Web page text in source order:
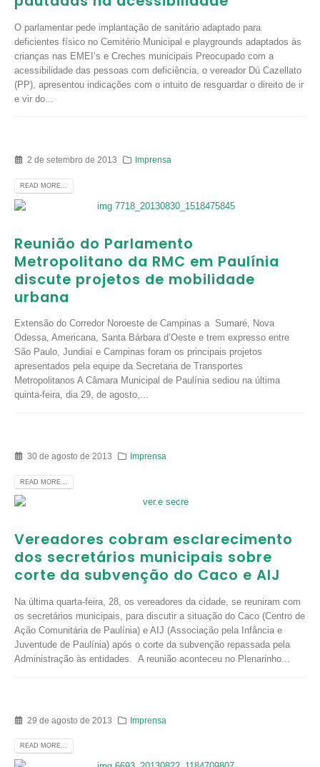
O parlamentar pede implantação de sanitário adaptado para
deficientes físico no Cemitério Municipal e playgrounds adaptados às
crianças nas EMEI’s e Creches municipais Preocupado com a
acessibilidade das pessoas com deficiência, o vereador Dú Cazellato
(PP), apresentou indicações com o intuito de resguardar o direito de ir
e vir do...
2 de setembro de 2013 Imprensa
READ MORE...
Reunião do Parlamento
Metropolitano da RMC em Paulínia
discute projetos de mobilidade
urbana
Extensão do Corredor Noroeste de Campinas a Sumaré, Nova
Odessa, Americana, Santa Bárbara d’Oeste e trem expresso entre
São Paulo, Jundiaí e Campinas foram os principais projetos
apresentados pela equipe da Secretaria de Transportes
Metropolitanos A Câmara Municipal de Paulínia sediou na última
quinta-feira, dia 29, de agosto,...
30 de agosto de 2013 Imprensa
READ MORE...
Vereadores cobram esclarecimento
dos secretários municipais sobre
corte da subvenção do Caco e AIJ
Na última quarta-feira, 28, os vereadores da cidade, se reuniram com
os secretários municipais, para discutir a situação do Caco (Centro de
Ação Comunitária de Paulínia) e AIJ (Associação pela Infância e
Juventude de Paulínia) após o corte da subvenção repassada pela
Administração às entidades. A reunião aconteceu no Plenarinho...
29 de agosto de 2013 Imprensa
READ MORE...